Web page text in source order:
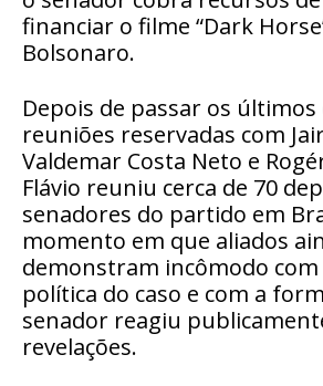
financiar o filme “Dark
Bolsonaro.
Depois de passar os últimos
reuniões reservadas com
Valdemar Costa Neto e
Flávio reuniu cerca de 70
senadores do partido em
momento em que aliados
demonstram incômodo com
política do caso e com a
senador reagiu
revelações.